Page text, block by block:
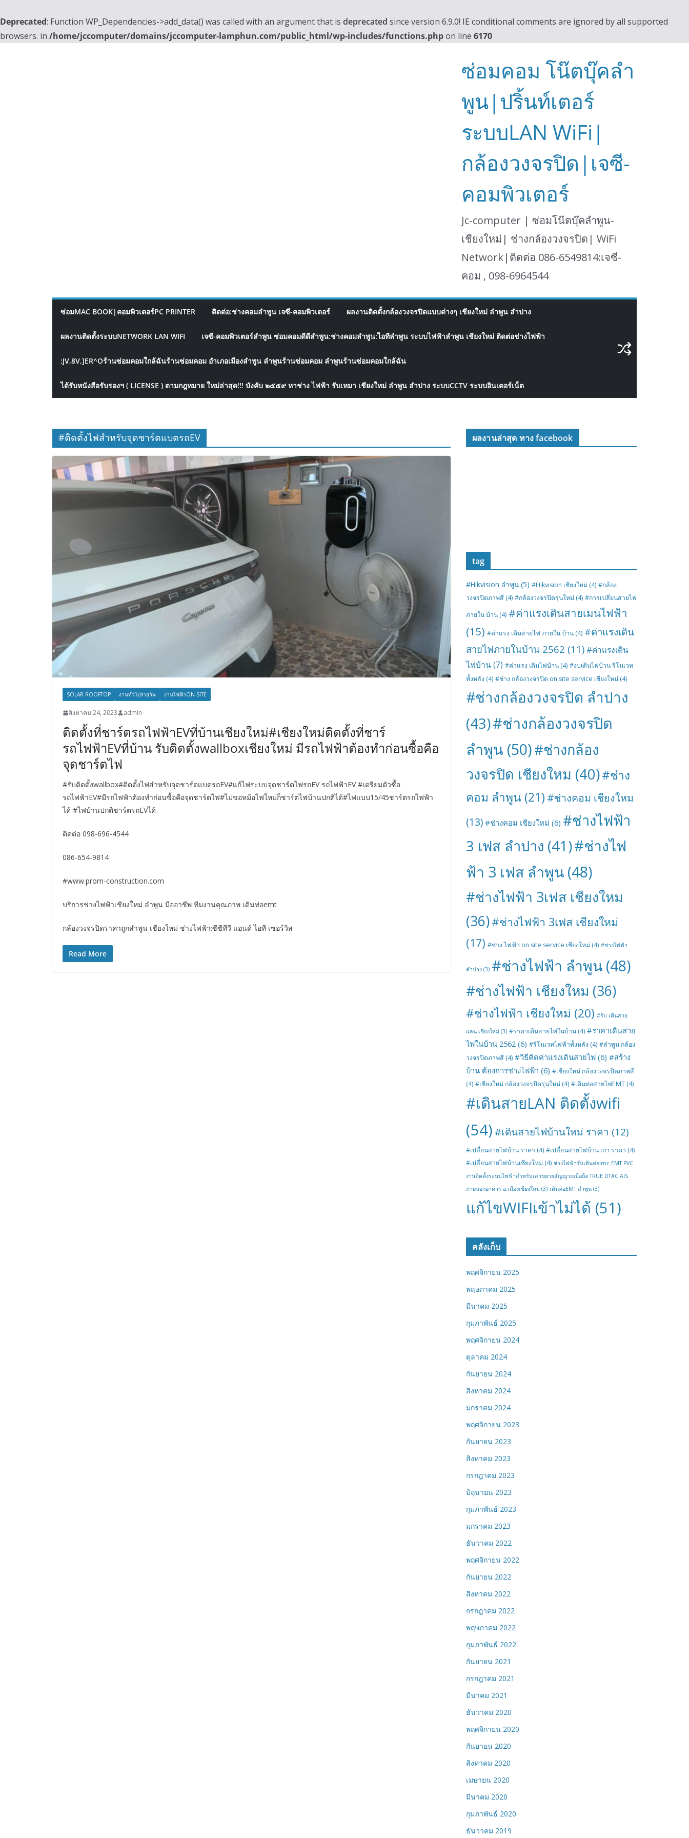
Deprecated: Function WP_Dependencies->add_data() was called with an argument that is deprecated since version 6.9.0! IE conditional comments are ignored by all supported
browsers. in /home/jccomputer/domains/jccomputer-lamphun.com/public_html/wp-includes/functions.phpon line 6170
ซ่อมคอม โน๊ตบุ๊คลำ
พูน|ปริ้นท์เตอร์
ระบบLAN WiFi|
กล้องวงจรปิด|เจซี-
คอมพิวเตอร์
Jc-computer | ซ่อมโน๊ตบุ๊คลำพูน-
เชียงใหม่| ช่างกล้องวงจรปิด| WiFi
Network|ติดต่อ 086-6549814:เจซี-
คอม , 098-6964544
ซ่อมMAC BOOK|คอมพิวเตอร์PC PRINTER ติดต่อ:ช่างคอมลำพูน เจซี-คอมพิวเตอร์ ผลงานติดตั้งกล้องวงจรปิดแบบต่างๆ เชียงใหม่ ลำพูน ลำปาง
ผลงานติดตั้งระบบNETWORK LAN WIFI เจซี-คอมพิวเตอร์ลำพูน ซ่อมคอมดีดีลำพูน:ช่างคอมลำพูน:ไอทีลำพูน ระบบไฟฟ้าลำพูน เชียงใหม่ ติดต่อช่างไฟฟ้า
:JV,8V,]ER^Oร้านซ่อมคอมใกล้ฉันร้านซ่อมคอม อำเภอเมืองลำพูน ลำพูนร้านซ่อมคอม ลำพูนร้านซ่อมคอมใกล้ฉัน
ได้รับหนังสือรับรองฯ ( LICENSE ) ตามกฎหมาย ใหม่ล่าสุด!!! บังคับ ๒๕๕๙ หาช่าง ไฟฟ้า รับเหมา เชียงใหม่ ลำพูน ลำปาง ระบบCCTV ระบบอินเตอร์เน็ต
#ติดตั้งไฟสำหรับจุดชาร์ตแบตรถEV
SOLAR ROOFTOP งานทั่วไปรายวัน งานไฟฟ้าON-SITE
สิงหาคม 24, 2023 admin
ติดตั้งที่ชาร์ตรถไฟฟ้าEVที่บ้านเชียงใหม่#เชียงใหม่ติดตั้งที่ชาร์
รถไฟฟ้าEVที่บ้าน รับติดตั้งwallboxเชียงใหม่ มีรถไฟฟ้าต้องทำก่อนซื้อคือ
จุดชาร์ตไฟ
#รับติดตั้งwallbox#ติดตั้งไฟสำหรับจุดชาร์ตแบตรถEV#แก้ไฟระบบจุดชาร์ตไฟรถEV รถไฟฟ้าEV #เตรียมตัวซื้อ
รถไฟฟ้าEV#มีรถไฟฟ้าต้องทำก่อนซื้อคือจุดชาร์ตไฟ#ไม่ขอหม้อไฟใหม่ก็ชาร์ตไฟบ้านปกติได้#ไฟแบบ15/45ชาร์ตรถไฟฟ้า
ได้ #ไฟบ้านปกติชาร์ตรถEVได้
ติดต่อ 098-696-4544
086-654-9814
#www.prom-construction.com
บริการช่างไฟฟ้าเชียงใหม่ ลำพูน มืออาชีพ ทีมงานคุณภาพ เดินท่อemt
กล้องวงจรปิดราคาถูกลำพูน เชียงใหม่ ช่างไฟฟ้า:ซีซีทีวี แอนด์ ไอที เซอร์วิส
Read More
ผลงานล่าสุด ทาง facebook
tag
#Hikvision ลำพูน (5) #Hikvision เชียงใหม่ (4) #กล้อง
วงจรปิดภาพสี (4) #กล้องวงจรปิดรุ่นใหม่ (4) #การเปลี่ยนสายไฟ
ภายใน บ้าน (4) #ค่าแรงเดินสายเมนไฟฟ้า
(15) #ค่าแรง เดินสายไฟ ภายใน บ้าน (4) #ค่าแรงเดิน
สายไฟภายในบ้าน 2562 (11) #ค่าแรงเดิน
ไฟบ้าน(7) #ค่าแรง เดินไฟบ้าน (4) #งบเดินไฟบ้าน รีโนเวท
ทั้งหลัง (4) #ช่าง กล้องวงจรปิด on site service เชียงใหม่ (4)
#ช่างกล้องวงจรปิด ลำปาง
(43)#ช่างกล้องวงจรปิด
ลำพูน (50)#ช่างกล้อง
วงจรปิด เชียงใหม (40)#ช่าง
คอม ลำพูน (21) #ช่างคอม เชียงใหม
(13) #ช่างคอม เชียงใหม่ (6) #ช่างไฟฟ้า
3 เฟส ลำปาง (41)#ช่างไฟ
ฟ้า 3 เฟส ลำพูน (48)
#ช่างไฟฟ้า 3เฟส เชียงใหม
(36)#ช่างไฟฟ้า 3เฟส เชียงใหม่
(17) #ช่าง ไฟฟ้า on site service เชียงใหม่ (4) #ช่างไฟฟ้า
ลำปาง (3) #ช่างไฟฟ้า ลำพูน (48)
#ช่างไฟฟ้า เชียงใหม (36)
#ช่างไฟฟ้า เชียงใหม่ (20) #รับ เดินสาย
แลน เชียงใหม่ (3) #ราคาเดินสายไฟในบ้าน (4) #ราคาเดินสาย
ไฟในบ้าน 2562 (6) #รีโนเวทไฟฟ้าทั้งหลัง (4) #ลำพูน กล้อง
วงจรปิดภาพสี (4) #วิธีคิดค่าแรงเดินสายไฟ (6) #สร้าง
บ้าน ต้องการช่างไฟฟ้า (6) #เชียงใหม่ กล้องวงจรปิดภาพสี
(4) #เชียงใหม่ กล้องวงจรปิดรุ่นใหม่ (4) #เดินท่อสายไฟEMT (4)
#เดินสายLAN ติดตั้งwifi
(54) #เดินสายไฟบ้านใหม่ ราคา (12)
#เปลี่ยนสายไฟบ้าน ราคา (4) #เปลี่ยนสายไฟบ้าน เก่า ราคา (4)
#เปลี่ยนสายไฟบ้านเชียงใหม่ (4) ช่างไฟฟ้ารับเดินท่อimc EMT PVC
งานติดตั้งระบบไฟฟ้าสำหรับเสาขยายสัญญาณมือถือ TRUE DTAC AIS
ภายนอกอาคาร อ.เมืองเชียงใหม่ (3) เดินท่อEMT ลำพูน (3)
แก้ไขWIFIเข้าไม่ได้ (51)
คลังเก็บ
พฤศจิกายน 2025
พฤษภาคม 2025
มีนาคม 2025
กุมภาพันธ์ 2025
พฤศจิกายน 2024
ตุลาคม 2024
กันยายน 2024
สิงหาคม 2024
มกราคม 2024
พฤศจิกายน 2023
กันยายน 2023
สิงหาคม 2023
กรกฎาคม 2023
มิถุนายน 2023
กุมภาพันธ์ 2023
มกราคม 2023
ธันวาคม 2022
พฤศจิกายน 2022
กันยายน 2022
สิงหาคม 2022
กรกฎาคม 2022
พฤษภาคม 2022
กุมภาพันธ์ 2022
กันยายน 2021
กรกฎาคม 2021
มีนาคม 2021
ธันวาคม 2020
พฤศจิกายน 2020
กันยายน 2020
สิงหาคม 2020
เมษายน 2020
มีนาคม 2020
กุมภาพันธ์ 2020
ธันวาคม 2019